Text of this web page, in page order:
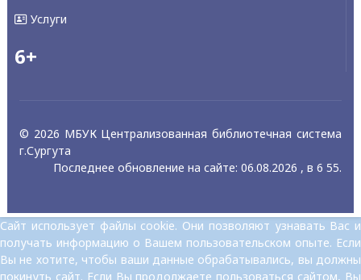
Услуги
6+
© 2026 МБУК Централизованная библиотечная система
г.Сургута
Последнее обновление на сайте: 06.08.2026 , в 6 55.
Сайт использует файлы cookie. Они позволяют узнавать Вас и
получать информацию о Вашем пользовательском опыте. Если
Вы не хотите, чтобы ваши данные обрабатывались, вы должны
покинуть сайт. Если Вы продолжаете пользоваться сайтом, Вы